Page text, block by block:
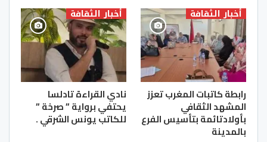
أخبار الثقافة
رابطة كاتبات المغرب تعزز
المشهد الثقافي
بأولادتائمة بتأسيس الفرع
بالمدينة
أخبار الثقافة
نادي القراءة تادلسا
يحتفي برواية ” صرخة ”
للكاتب يونس الشرقي .